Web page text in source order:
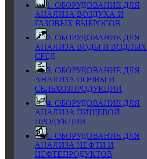
1. ОБОРУДОВАНИЕ ДЛЯ
АНАЛИЗА ВОЗДУХА И
ГАЗОВЫХ ВЫБРОСОВ
2. ОБОРУДОВАНИЕ ДЛЯ
АНАЛИЗА ВОДЫ И ВОДНЫХ
СРЕД
3. ОБОРУДОВАНИЕ ДЛЯ
АНАЛИЗА ПОЧВЫ И
СЕЛЬХОЗПРОДУКЦИИ
4. ОБОРУДОВАНИЕ ДЛЯ
АНАЛИЗА ПИЩЕВОЙ
ПРОДУКЦИИ
5. ОБОРУДОВАНИЕ ДЛЯ
АНАЛИЗА НЕФТИ И
НЕФТЕПРОДУКТОВ